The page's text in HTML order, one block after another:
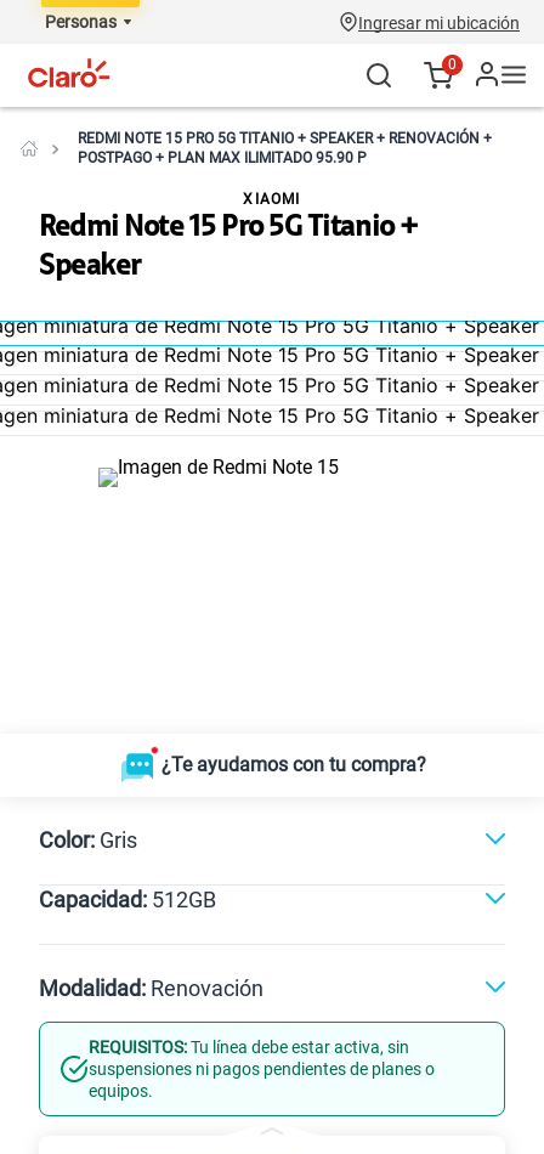
Personas Ingresar mi ubicación
0
REDMI NOTE 15 PRO 5G TITANIO + SPEAKER + RENOVACIÓN +
POSTPAGO + PLAN MAX ILIMITADO 95.90 P
Redmi Note 15 Pro 5G Titanio +
Speaker
XIAOMI
¿Te ayudamos con tu compra?
Color: Gris
Gris
Capacidad: 512GB
512GB
Modalidad: Renovación
Línea Nueva Portabilidad
REQUISITOS:Tu línea debe estar activa, sin
suspensiones ni pagos pendientes de planes o
equipos.